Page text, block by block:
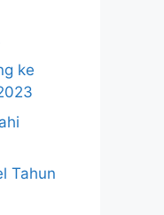
ke
Tahun